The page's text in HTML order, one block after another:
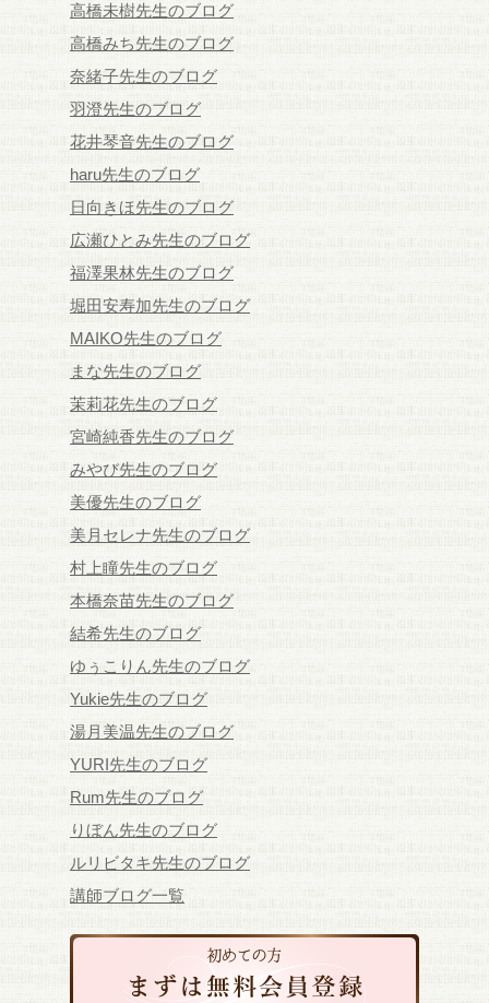
高橋未樹先生のブログ
高橋みち先生のブログ
奈緒子先生のブログ
羽澄先生のブログ
花井琴音先生のブログ
haru先生のブログ
日向きほ先生のブログ
広瀬ひとみ先生のブログ
福澤果林先生のブログ
堀田安寿加先生のブログ
MAIKO先生のブログ
まな先生のブログ
茉莉花先生のブログ
宮崎純香先生のブログ
みやび先生のブログ
美優先生のブログ
美月セレナ先生のブログ
村上瞳先生のブログ
本橋奈苗先生のブログ
結希先生のブログ
ゆぅこりん先生のブログ
Yukie先生のブログ
湯月美温先生のブログ
YURI先生のブログ
Rum先生のブログ
りぼん先生のブログ
ルリビタキ先生のブログ
講師ブログ一覧